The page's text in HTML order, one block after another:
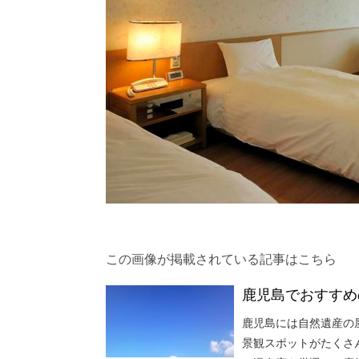
この画像が掲載されている記事はこちら
鹿児島でおすす
鹿児島には自然遺産
景観スポットがたくさ